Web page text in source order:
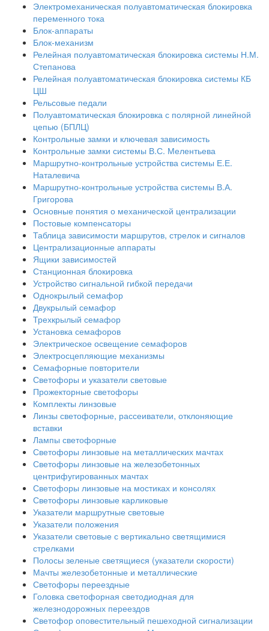
Электромеханическая полуавтоматическая блокировка
переменного тока
Блок-аппараты
Блок-механизм
Релейная полуавтоматическая блокировка системы Н.М.
Степанова
Релейная полуавтоматическая блокировка системы КБ
ЦШ
Рельсовые педали
Полуавтоматическая блокировка с полярной линейной
цепью (БПЛЦ)
Контрольные замки и ключевая зависимость
Контрольные замки системы В.С. Мелентьева
Маршрутно-контрольные устройства системы Е.Е.
Наталевича
Маршрутно-контрольные устройства системы В.А.
Григорова
Основные понятия о механической централизации
Постовые компенсаторы
Таблица зависимости маршрутов, стрелок и сигналов
Централизационные аппараты
Ящики зависимостей
Станционная блокировка
Устройство сигнальной гибкой передачи
Однокрылый семафор
Двукрылый семафор
Трехкрылый семафор
Установка семафоров
Электрическое освещение семафоров
Электросцепляющие механизмы
Семафорные повторители
Светофоры и указатели световые
Прожекторные светофоры
Комплекты линзовые
Линзы светофорные, рассеиватели, отклоняющие
вставки
Лампы светофорные
Светофоры линзовые на металлических мачтах
Светофоры линзовые на железобетонных
центрифугированных мачтах
Светофоры линзовые на мостиках и консолях
Светофоры линзовые карликовые
Указатели маршрутные световые
Указатели положения
Указатели световые с вертикально светящимися
стрелками
Полосы зеленые светящиеся (указатели скорости)
Мачты железобетонные и металлические
Светофоры переездные
Головка светофорная светодиодная для
железнодорожных переездов
Светофор оповестительный пешеходной сигнализации